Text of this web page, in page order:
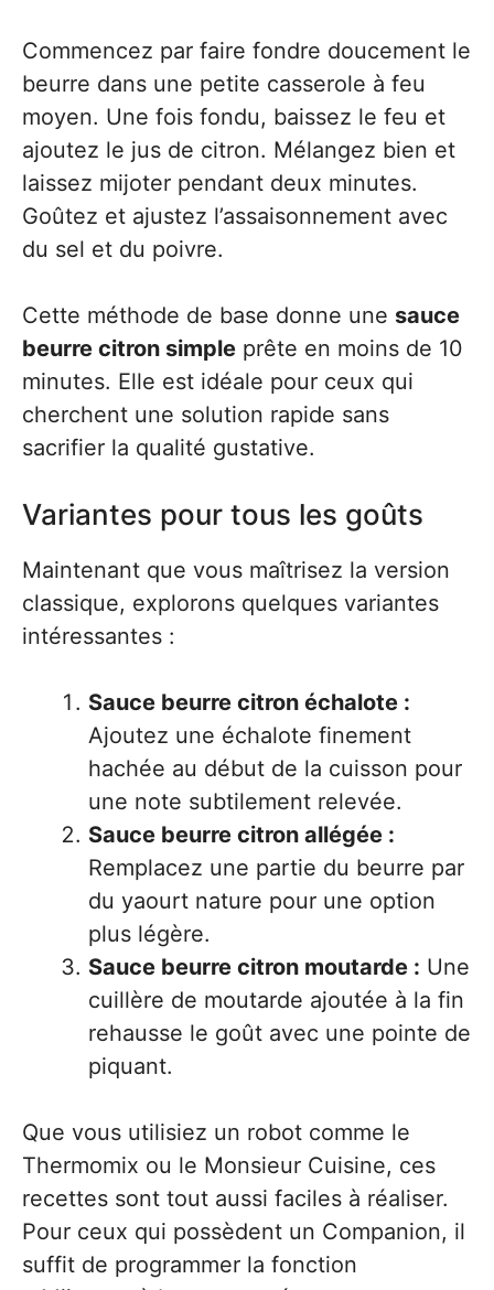
Commencez par faire fondre doucement le
beurre dans une petite casserole à feu
moyen. Une fois fondu, baissez le feu et
ajoutez le jus de citron. Mélangez bien et
laissez mijoter pendant deux minutes.
Goûtez et ajustez l’assaisonnement avec
du sel et du poivre.
Cette méthode de base donne une sauce
beurre citron simple prête en moins de 10
minutes. Elle est idéale pour ceux qui
cherchent une solution rapide sans
sacrifier la qualité gustative.
Variantes pour tous les goûts
Maintenant que vous maîtrisez la version
classique, explorons quelques variantes
intéressantes :
Sauce beurre citron échalote :
Ajoutez une échalote finement
hachée au début de la cuisson pour
une note subtilement relevée.
Sauce beurre citron allégée :
Remplacez une partie du beurre par
du yaourt nature pour une option
plus légère.
Sauce beurre citron moutarde : Une
cuillère de moutarde ajoutée à la fin
rehausse le goût avec une pointe de
piquant.
Que vous utilisiez un robot comme le
Thermomix ou le Monsieur Cuisine, ces
recettes sont tout aussi faciles à réaliser.
Pour ceux qui possèdent un Companion, il
suffit de programmer la fonction